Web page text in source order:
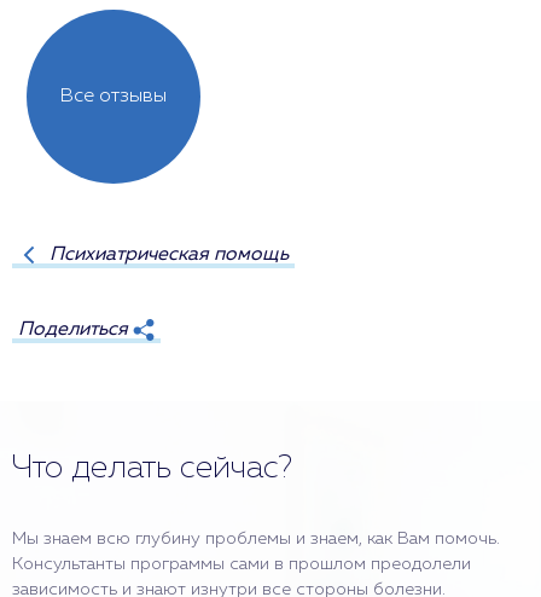
Все отзывы
Психиатрическая помощь
Поделиться
Что делать сейчас?
Мы знаем всю глубину проблемы и знаем, как Вам помочь.
Консультанты программы сами в прошлом преодолели
зависимость и знают изнутри все стороны болезни.